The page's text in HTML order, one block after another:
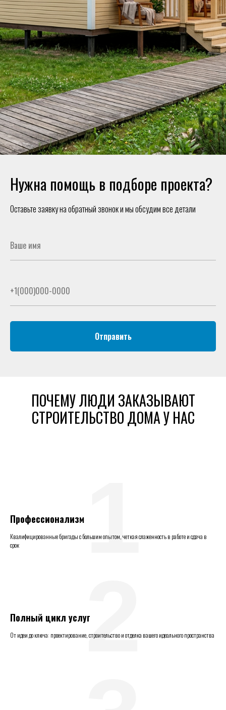
Нужна помощь в подборе проекта?
Оставьте заявку на обратный звонок и мы обсудим все детали
Отправить
ПОЧЕМУ ЛЮДИ ЗАКАЗЫВАЮТ
СТРОИТЕЛЬСТВО ДОМА У НАС
Профессионализм
Квалифицированные бригады с большим опытом, четкая слаженность в работе и сдача в
срок
1
Полный цикл услуг
От идеи до ключа: проектирование, строительство и отделка вашего идеального пространства
2